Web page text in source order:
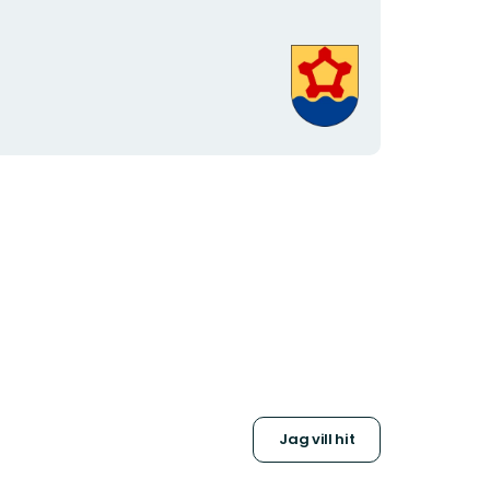
Organisationens
logotyp
Jag vill hit